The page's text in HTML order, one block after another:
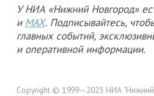
У НИА «Нижний Новгород»
и MAX. Подписывайтесь,
главных событий,
и оперативной информации.
Copyright © 1999—2025 НИА